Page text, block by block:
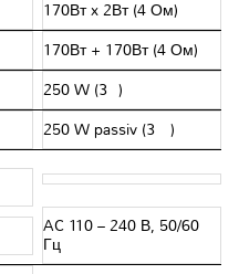
170Вт x 2Вт (4 Ом)
170Вт + 170Вт (4 Ом)
250 W (3Ω)
250 W passiv (3 Ω)
AC 110 – 240 В, 50/60
Гц